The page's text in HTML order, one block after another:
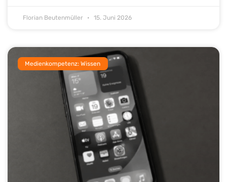
Florian Beutenmüller 15. Juni 2026
Medienkompetenz: Wissen